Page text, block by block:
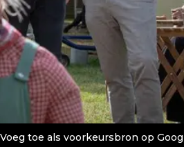
Voeg toe als voorkeursbron op